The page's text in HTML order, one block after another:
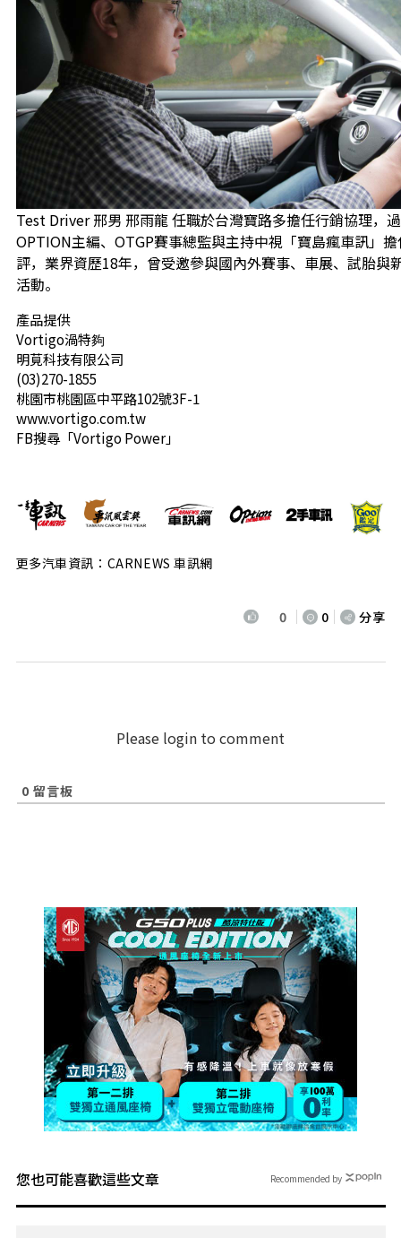
Test Driver 邢男 邢雨龍 任職於台灣寶路多擔任行銷協理，
OPTION主編、OTGP賽事總監與主持中視「寶島瘋車訊」
評，業界資歷18年，曾受邀參與國內外賽事、車展、試胎與
活動。
產品提供
Vortigo渦特夠
明莧科技有限公司
(03)270-1855
桃園市桃園區中平路102號3F-1
www.vortigo.com.tw
FB搜尋「Vortigo Power」
更多汽車資訊：CARNEWS 車訊網
0 0 分享
Please login to comment
0 留言板
您也可能喜歡這些文章 Recommended by